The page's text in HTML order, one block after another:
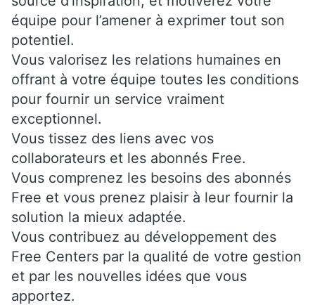
équipe pour l’amener à exprimer tout son
potentiel.
Vous valorisez les relations humaines en
offrant à votre équipe toutes les conditions
pour fournir un service vraiment
exceptionnel.
Vous tissez des liens avec vos
collaborateurs et les abonnés Free.
Vous comprenez les besoins des abonnés
Free et vous prenez plaisir à leur fournir la
solution la mieux adaptée.
Vous contribuez au développement des
Free Centers par la qualité de votre gestion
et par les nouvelles idées que vous
apportez.